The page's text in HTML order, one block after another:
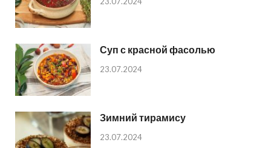
Суп с красной фасолью
23.07.2024
Зимний тирамису
23.07.2024